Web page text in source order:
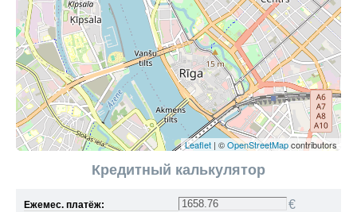
Leaflet | ©OpenStreetMapcontributors
Кредитный калькулятор
Ежемес. платёж:
€